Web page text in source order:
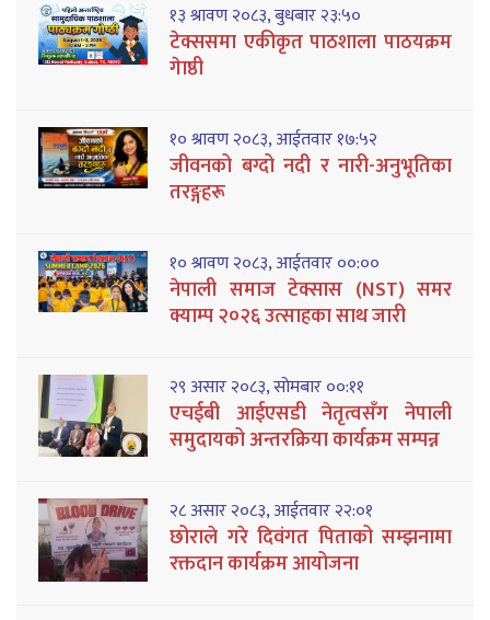
१३ श्रावण २०८३, बुधबार २३:५०
टेक्ससमा एकीकृत पाठशाला पाठयक्रम
गेाष्ठी
१० श्रावण २०८३, आईतवार १७:५२
जीवनको बग्दो नदी र नारी-अनुभूतिका
तरङ्गहरू
१० श्रावण २०८३, आईतवार ००:००
नेपाली समाज टेक्सास (NST) समर
क्याम्प २०२६ उत्साहका साथ जारी
२९ असार २०८३, सोमबार ००:११
एचईबी आईएसडी नेतृत्वसँग नेपाली
समुदायको अन्तरक्रिया कार्यक्रम सम्पन्न
२८ असार २०८३, आईतवार २२:०१
छोराले गरे दिवंगत पिताको सम्झनामा
रक्तदान कार्यक्रम आयोजना